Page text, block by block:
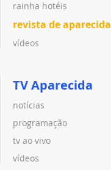
rainha hotéis
revista de aparecida
vídeos
TV Aparecida
notícias
programação
tv ao vivo
vídeos